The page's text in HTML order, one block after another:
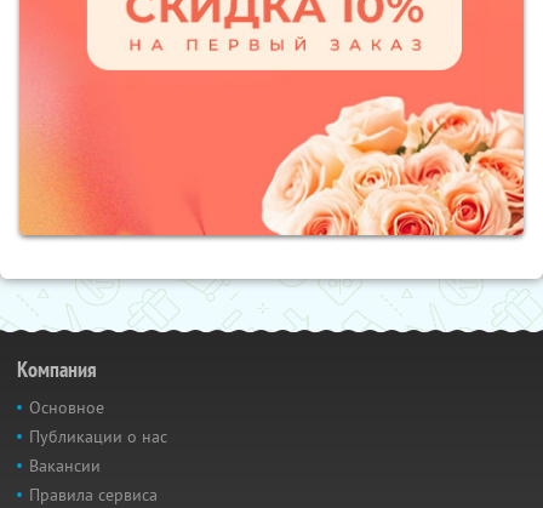
Компания
Основное
Публикации о нас
Вакансии
Правила сервиса